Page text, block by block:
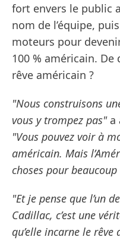
fort envers le public
nom de l’équipe,
moteurs pour
100 % américain.
rêve américain ?
"Nous construisons
vous y trompez pas" a
"Vous pouvez voir à
américain. Mais
choses pour
"Et je pense que l’un
Cadillac, c’est une
qu’elle incarne le